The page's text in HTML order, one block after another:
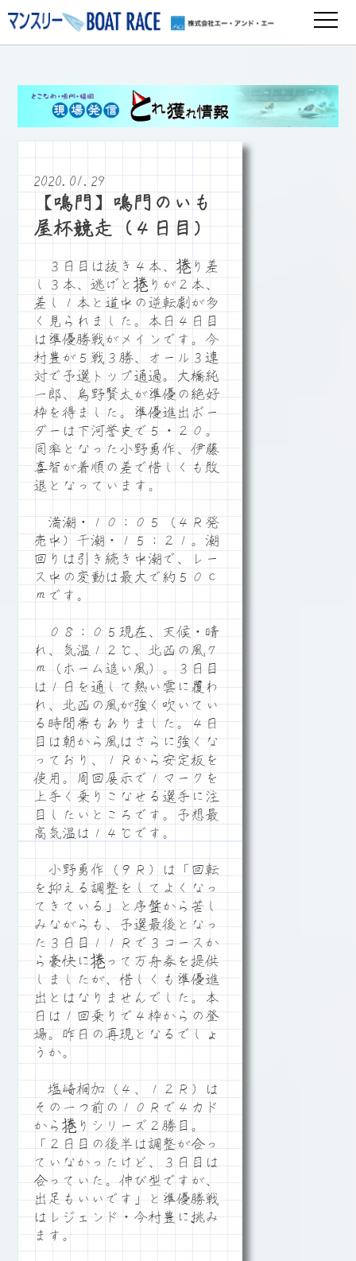
2020.01.29
【鳴門】鳴門のいも
屋杯競走（４日目）
３日目は抜き４本、捲り差
し３本、逃げと捲りが２本、
差し１本と道中の逆転劇が多
く見られました。本日４日目
は準優勝戦がメインです。今
村豊が５戦３勝、オール３連
対で予選トップ通過。大橋純
一郎、烏野賢太が準優の絶好
枠を得ました。準優進出ボー
ダーは下河誉史で５・２０。
同率となった小野勇作、伊藤
喜智が着順の差で惜しくも敗
退となっています。
満潮・１０：０５（４Ｒ発
売中）干潮・１５：２１。潮
回りは引き続き中潮で、レー
ス中の変動は最大で約５０ｃ
ｍです。
０８：０５現在、天候・晴
れ、気温１２℃、北西の風７
ｍ（ホーム追い風）。３日目
は１日を通して熱い雲に覆わ
れ、北西の風が強く吹いてい
る時間帯もありました。４日
目は朝から風はさらに強くな
っており、１Ｒから安定板を
使用。周回展示で１マークを
上手く乗りこなせる選手に注
目したいところです。予想最
高気温は１４℃です。
小野勇作（９Ｒ）は「回転
を抑える調整をしてよくなっ
てきている」と序盤から苦し
みながらも、予選最後となっ
た３日目１１Ｒで３コースか
ら豪快に捲って万舟券を提供
しましたが、惜しくも準優進
出とはなりませんでした。本
日は１回乗りで４枠からの登
場。昨日の再現となるでしょ
うか。
塩崎桐加（４、１２Ｒ）は
その一つ前の１０Ｒで４カド
から捲りシリーズ２勝目。
「２日目の後半は調整が合っ
ていなかったけど、３日目は
合っていた。伸び型ですが、
出足もいいです」と準優勝戦
はレジェンド・今村豊に挑み
ます。